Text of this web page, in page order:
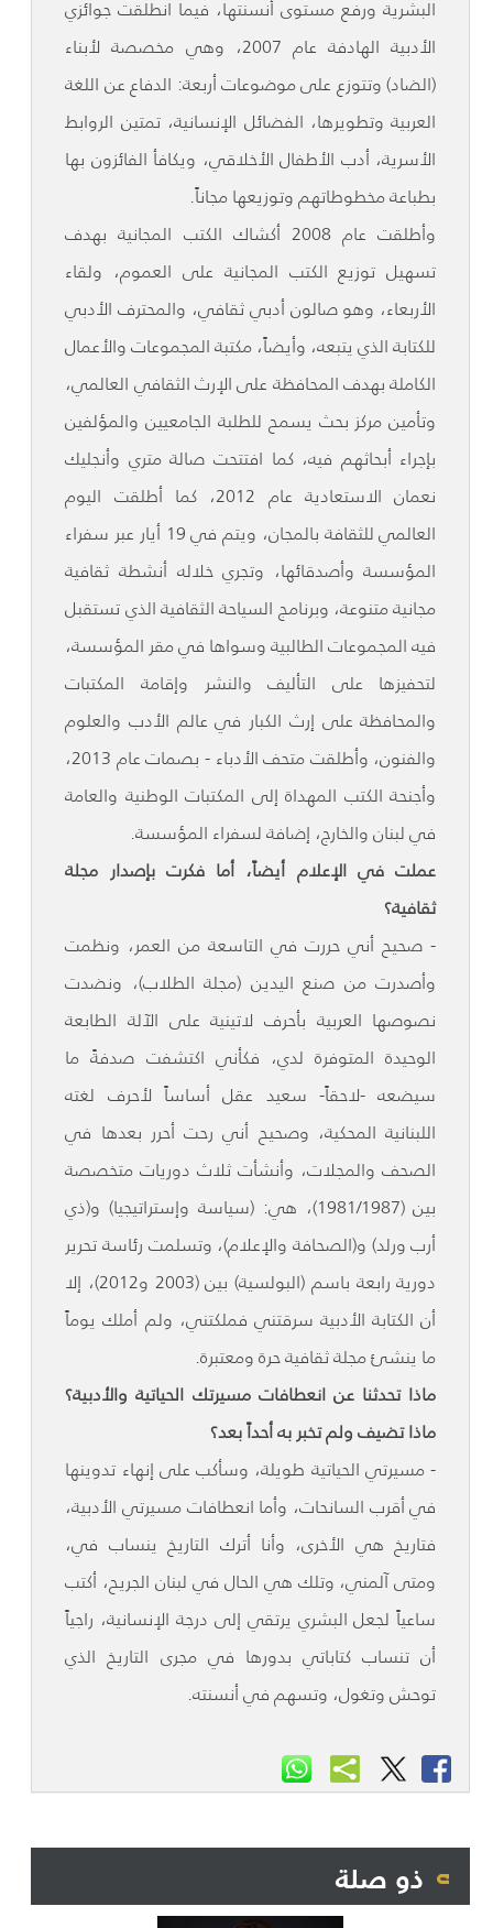
البشرية ورفع مستوى أنسنتها، فيما انطلقت جوائزي
الأدبية الهادفة عام 2007، وهي مخصصة لأبناء
(الضاد) وتتوزع على موضوعات أربعة: الدفاع عن اللغة
العربية وتطويرها، الفضائل الإنسانية، تمتين الروابط
الأسرية، أدب الأطفال الأخلاقي، ويكافأ الفائزون بها
بطباعة مخطوطاتهم وتوزيعها مجاناً.
وأطلقت عام 2008 أكشاك الكتب المجانية بهدف
تسهيل توزيع الكتب المجانية على العموم، ولقاء
الأربعاء، وهو صالون أدبي ثقافي، والمحترف الأدبي
للكتابة الذي يتبعه، وأيضاً، مكتبة المجموعات والأعمال
الكاملة بهدف المحافظة على الإرث الثقافي العالمي،
وتأمين مركز بحث يسمح للطلبة الجامعيين والمؤلفين
بإجراء أبحاثهم فيه، كما افتتحت صالة متري وأنجليك
نعمان الاستعادية عام 2012، كما أطلقت اليوم
العالمي للثقافة بالمجان، ويتم في 19 أيار عبر سفراء
المؤسسة وأصدقائها، وتجري خلاله أنشطة ثقافية
مجانية متنوعة، وبرنامج السياحة الثقافية الذي تستقبل
فيه المجموعات الطالبية وسواها في مقر المؤسسة،
لتحفيزها على التأليف والنشر وإقامة المكتبات
والمحافظة على إرث الكبار في عالم الأدب والعلوم
والفنون، وأطلقت متحف الأدباء - بصمات عام 2013،
وأجنحة الكتب المهداة إلى المكتبات الوطنية والعامة
في لبنان والخارج، إضافة لسفراء المؤسسة.
عملت في الإعلام أيضاً، أما فكرت بإصدار مجلة
ثقافية؟
- صحيح أني حررت في التاسعة من العمر، ونظمت
وأصدرت من صنع اليدين (مجلة الطلاب)، ونضدت
نصوصها العربية بأحرف لاتينية على الآلة الطابعة
الوحيدة المتوفرة لدي، فكأني اكتشفت صدفةً ما
سيضعه -لاحقاً- سعيد عقل أساساً لأحرف لغته
اللبنانية المحكية، وصحيح أني رحت أحرر بعدها في
الصحف والمجلات، وأنشأت ثلاث دوريات متخصصة
بين (1981/1987)، هي: (سياسة وإستراتيجيا) و(ذي
أرب ورلد) و(الصحافة والإعلام)، وتسلمت رئاسة تحرير
دورية رابعة باسم (البولسية) بين (2003 و2012)، إلا
أن الكتابة الأدبية سرقتني فملكتني، ولم أملك يوماً
ما ينشئ مجلة ثقافية حرة ومعتبرة.
ماذا تحدثنا عن انعطافات مسيرتك الحياتية والأدبية؟
ماذا تضيف ولم تخبر به أحداً بعد؟
- مسيرتي الحياتية طويلة، وسأكب على إنهاء تدوينها
في أقرب السانحات، وأما انعطافات مسيرتي الأدبية،
فتاريخ هي الأخرى، وأنا أترك التاريخ ينساب في،
ومتى آلمني، وتلك هي الحال في لبنان الجريح، أكتب
ساعياً لجعل البشري يرتقي إلى درجة الإنسانية، راجياً
أن تنساب كتاباتي بدورها في مجرى التاريخ الذي
توحش وتغول، وتسهم في أنسنته.
ذو صلة